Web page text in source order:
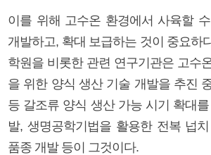
이를 위해 고수온 환경에서 사육할
개발하고, 확대 보급하는 것이 중요하
학원을 비롯한 관련 연구기관은 고수
을 위한 양식 생산 기술 개발을 추진
등 갈조류 양식 생산 가능 시기 확대
발, 생명공학기법을 활용한 전복 넙
품종 개발 등이 그것이다.